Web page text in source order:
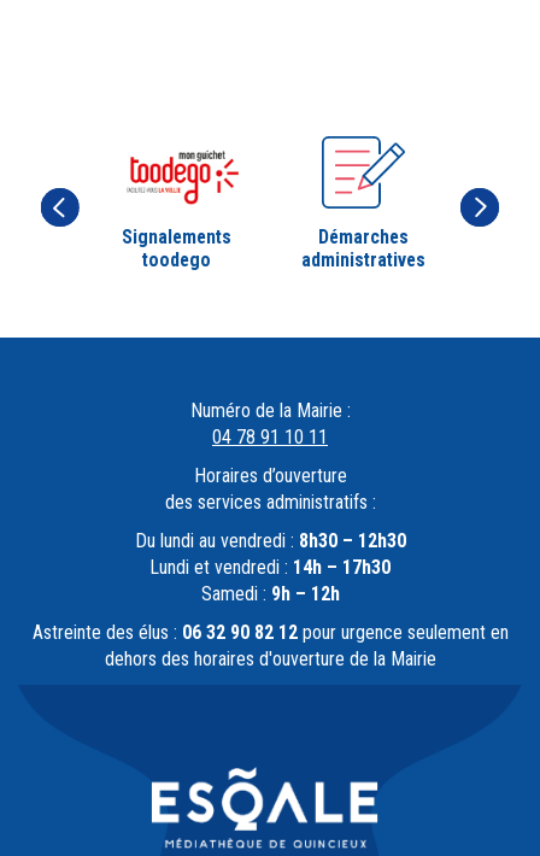
Signalements
toodego
Démarches
administratives
Numéro de la Mairie :
04 78 91 10 11
Horaires d’ouverture
des services administratifs :
Du lundi au vendredi : 8h30 – 12h30
Lundi et vendredi : 14h – 17h30
Samedi : 9h – 12h
Astreinte des élus : 06 32 90 82 12pour urgence seulement en
dehors des horaires d'ouverture de la Mairie